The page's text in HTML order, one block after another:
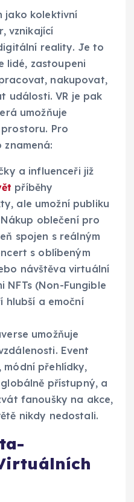
jako kolektivní
vznikající
reality. Je to
lidé, zastoupeni
nakupovat,
události. VR je pak
umožňuje
Pro
a influenceři již
příběhy
ale umožní publiku
oblečení pro
spojen s reálným
s oblíbeným
návštěva virtuální
NFTs (Non-Fungible
hlubší a emoční
umožňuje
Event
přehlídky,
přístupný, a
fanoušky na akce,
nikdy nedostali.